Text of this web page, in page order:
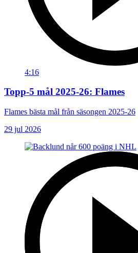
4:16
Topp-5 mål 2025-26: Flames
Flames bästa mål från säsongen 2025-26
29 jul 2026